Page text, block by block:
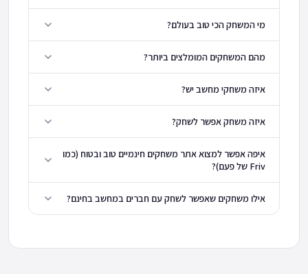
מי המשחק הכי טוב בעולם?
מהם המשחקים המומלצים ביותר?
איזה משחקי מחשב יש?
איזה משחק אפשר לשחק?
איפה אפשר למצוא אתר משחקים חינמיים טוב ובטוח (כמו
Friv של פעם)?
אילו משחקים שאפשר לשחק עם חברים במחשב בחינם?